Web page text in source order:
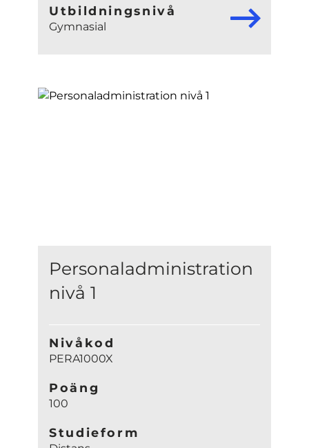
Utbildningsnivå
Gymnasial
Personaladministration
nivå 1
Nivåkod
PERA1000X
Poäng
100
Studieform